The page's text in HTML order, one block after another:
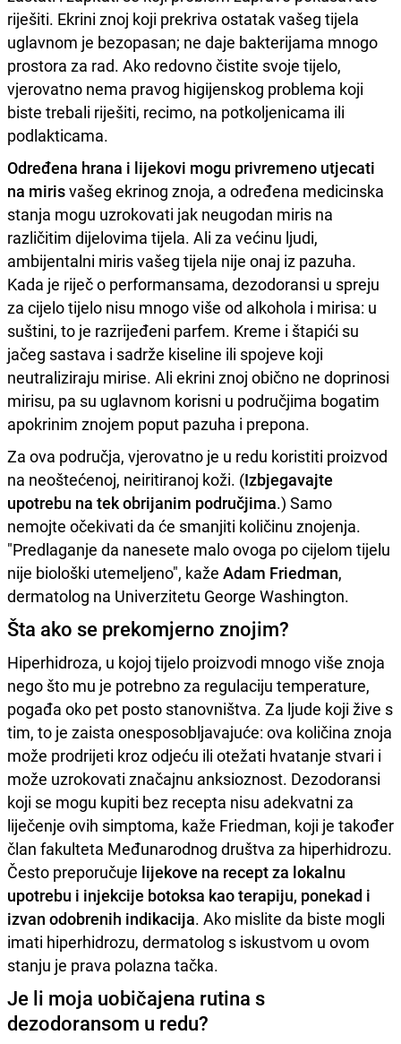
riješiti. Ekrini znoj koji prekriva ostatak vašeg tijela
uglavnom je bezopasan; ne daje bakterijama mnogo
prostora za rad. Ako redovno čistite svoje tijelo,
vjerovatno nema pravog higijenskog problema koji
biste trebali riješiti, recimo, na potkoljenicama ili
podlakticama.
Određena hrana i lijekovi mogu privremeno utjecati
na mirisvašeg ekrinog znoja, a određena medicinska
stanja mogu uzrokovati jak neugodan miris na
različitim dijelovima tijela. Ali za većinu ljudi,
ambijentalni miris vašeg tijela nije onaj iz pazuha.
Kada je riječ o performansama, dezodoransi u spreju
za cijelo tijelo nisu mnogo više od alkohola i mirisa: u
suštini, to je razrijeđeni parfem. Kreme i štapići su
jačeg sastava i sadrže kiseline ili spojeve koji
neutraliziraju mirise. Ali ekrini znoj obično ne doprinosi
mirisu, pa su uglavnom korisni u područjima bogatim
apokrinim znojem poput pazuha i prepona.
Za ova područja, vjerovatno je u redu koristiti proizvod
na neoštećenoj, neiritiranoj koži. (Izbjegavajte
upotrebu na tek obrijanim područjima.) Samo
nemojte očekivati ​​da će smanjiti količinu znojenja.
"Predlaganje da nanesete malo ovoga po cijelom tijelu
nije biološki utemeljeno", kaže Adam Friedman,
dermatolog na Univerzitetu George Washington.
Šta ako se prekomjerno znojim?
Hiperhidroza, u kojoj tijelo proizvodi mnogo više znoja
nego što mu je potrebno za regulaciju temperature,
pogađa oko pet posto stanovništva. Za ljude koji žive s
tim, to je zaista onesposobljavajuće: ova količina znoja
može prodrijeti kroz odjeću ili otežati hvatanje stvari i
može uzrokovati značajnu anksioznost. Dezodoransi
koji se mogu kupiti bez recepta nisu adekvatni za
liječenje ovih simptoma, kaže Friedman, koji je također
član fakulteta Međunarodnog društva za hiperhidrozu.
Često preporučuje lijekove na recept za lokalnu
upotrebu i injekcije botoksa kao terapiju, ponekad i
izvan odobrenih indikacija. Ako mislite da biste mogli
imati hiperhidrozu, dermatolog s iskustvom u ovom
stanju je prava polazna tačka.
Je li moja uobičajena rutina s
dezodoransom u redu?